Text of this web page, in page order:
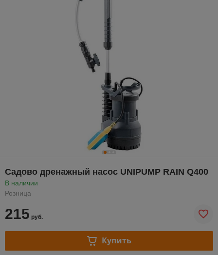
Садово дренажный насос UNIPUMP RAIN Q400
В наличии
Розница
215 руб.
Купить